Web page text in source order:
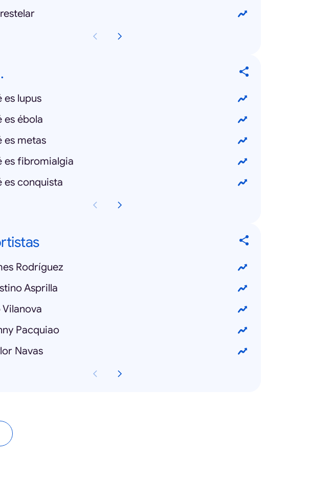
es lupus
es ébola
es metas
es fibromialgia
es conquista
Rodríguez
Asprilla
Pacquiao
Navas